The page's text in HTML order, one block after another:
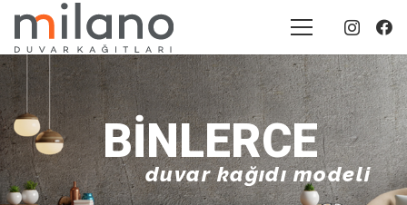
BINLERCE
duvar kağıdı modeli